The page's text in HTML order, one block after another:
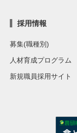
採用情報
募集(職種別)
人材育成プログラム
新規職員採用サイト